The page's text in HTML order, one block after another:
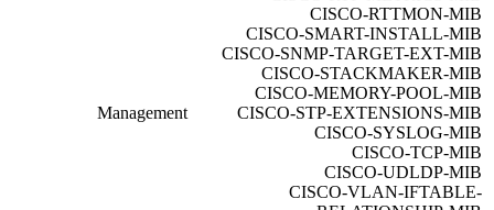
CISCO-RTTMON-MIB
CISCO-SMART-INSTALL-MIB
CISCO-SNMP-TARGET-EXT-MIB
CISCO-STACKMAKER-MIB
CISCO-MEMORY-POOL-MIB
CISCO-STP-EXTENSIONS-MIB
CISCO-SYSLOG-MIB
CISCO-TCP-MIB
CISCO-UDLDP-MIB
CISCO-VLAN-IFTABLE-
Management